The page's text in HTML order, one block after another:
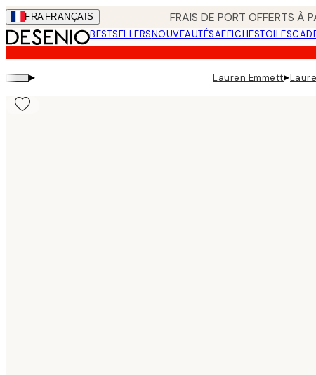
Skip
to
main
content.
FRA FRANÇAIS FRAIS DE PORT OFFERTS À
BESTSELLERSNOUVEAUTÉSAFFICHESTOILES
▸ Lauren Emmett▸